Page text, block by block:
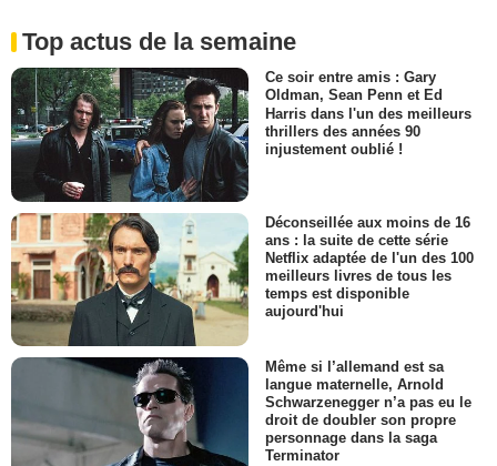
Top actus de la semaine
Ce soir entre amis : Gary
Oldman, Sean Penn et Ed
Harris dans l'un des meilleurs
thrillers des années 90
injustement oublié !
Déconseillée aux moins de 16
ans : la suite de cette série
Netflix adaptée de l'un des 100
meilleurs livres de tous les
temps est disponible
aujourd'hui
Même si l’allemand est sa
langue maternelle, Arnold
Schwarzenegger n’a pas eu le
droit de doubler son propre
personnage dans la saga
Terminator